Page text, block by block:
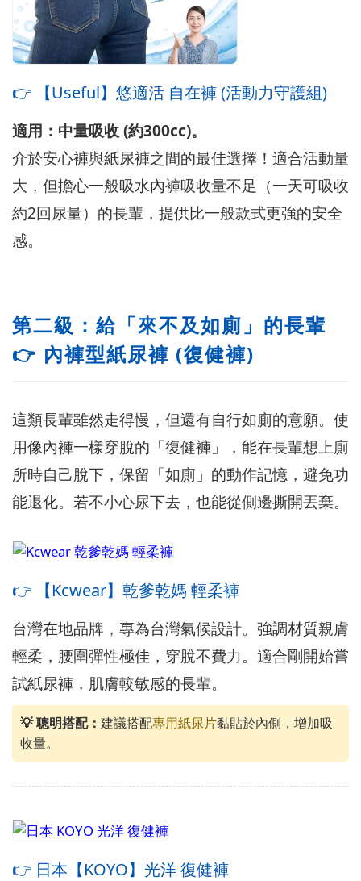
👉 【Useful】悠適活 自在褲 (活動力守護組)
適用：中量吸收 (約300cc)。
介於安心褲與紙尿褲之間的最佳選擇！適合活動量
大，但擔心一般吸水內褲吸收量不足（一天可吸收
約2回尿量）的長輩，提供比一般款式更強的安全
感。
第二級：給「來不及如廁」的長輩
👉 內褲型紙尿褲 (復健褲)
這類長輩雖然走得慢，但還有自行如廁的意願。使
用像內褲一樣穿脫的「復健褲」，能在長輩想上廁
所時自己脫下，保留「如廁」的動作記憶，避免功
能退化。若不小心尿下去，也能從側邊撕開丟棄。
👉 【Kcwear】乾爹乾媽 輕柔褲
台灣在地品牌，專為台灣氣候設計。強調材質親膚
輕柔，腰圍彈性極佳，穿脫不費力。適合剛開始嘗
試紙尿褲，肌膚較敏感的長輩。
💡 聰明搭配： 建議搭配專用紙尿片黏貼於內側，增加吸
收量。
👉 日本【KOYO】光洋 復健褲